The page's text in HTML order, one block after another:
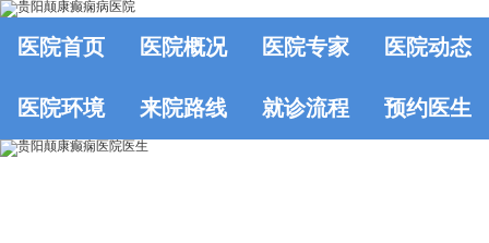
医院首页 医院概况 医院专家 医院动态
医院环境 来院路线 就诊流程 预约医生